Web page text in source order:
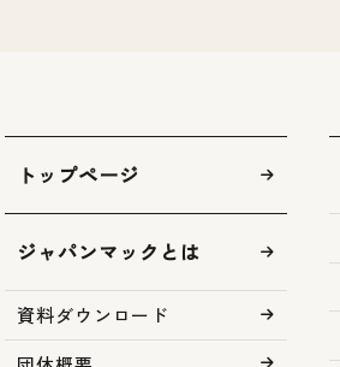
トップページ
ジャパンマックとは
資料ダウンロード